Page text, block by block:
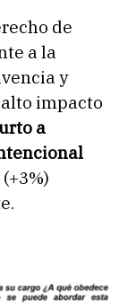
de
a la
y
impacto
a
(+3%)